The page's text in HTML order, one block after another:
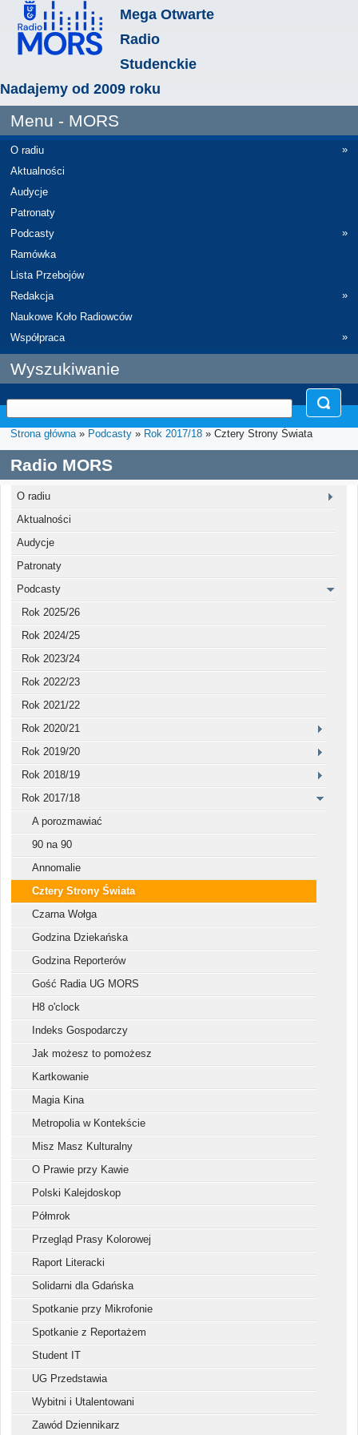
Mega Otwarte
Radio
Studenckie
Nadajemy od 2009 roku
Menu - MORS
O radiu
»
Aktualności
Audycje
Patronaty
Podcasty
»
Ramówka
Lista Przebojów
Redakcja
»
Naukowe Koło Radiowców
Współpraca
»
Wyszukiwanie
Strona główna» Podcasty » Rok 2017/18 » Cztery Strony Świata
Radio MORS
O radiu
Aktualności
Audycje
Patronaty
Podcasty
Rok 2025/26
Rok 2024/25
Rok 2023/24
Rok 2022/23
Rok 2021/22
Rok 2020/21
Rok 2019/20
Rok 2018/19
Rok 2017/18
A porozmawiać
90 na 90
Annomalie
Cztery Strony Świata
Czarna Wołga
Godzina Dziekańska
Godzina Reporterów
Gość Radia UG MORS
H8 o'clock
Indeks Gospodarczy
Jak możesz to pomożesz
Kartkowanie
Magia Kina
Metropolia w Kontekście
Misz Masz Kulturalny
O Prawie przy Kawie
Polski Kalejdoskop
Półmrok
Przegląd Prasy Kolorowej
Raport Literacki
Solidarni dla Gdańska
Spotkanie przy Mikrofonie
Spotkanie z Reportażem
Student IT
UG Przedstawia
Wybitni i Utalentowani
Zawód Dziennikarz